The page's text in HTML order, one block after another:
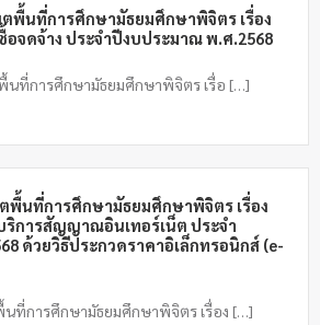
พื้นที่การศึกษามัธยมศึกษาพิจิตร เรื่อง
อจดจ้าง ประจำปีงบประมาณ พ.ศ.2568
นที่การศึกษามัธยมศึกษาพิจิตร เรื่อ […]
พื้นที่การศึกษามัธยมศึกษาพิจิตร เรื่อง
ริการสัญญาณอินเทอร์เน็ต ประจำ
ด้วยวิธีประกวดราคาอิเล็กทรอนิกส์ (e-
นที่การศึกษามัธยมศึกษาพิจิตร เรื่อง […]